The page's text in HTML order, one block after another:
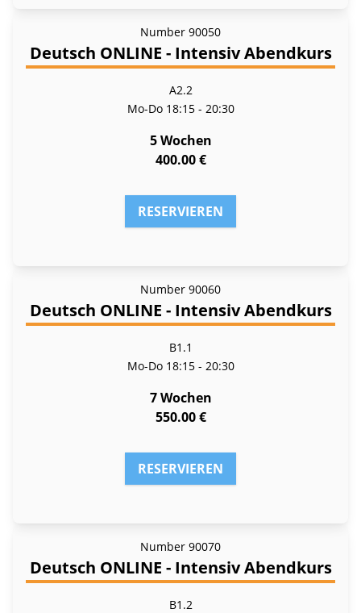
Number 90050
Deutsch ONLINE - Intensiv Abendkurs
A2.2
Mo-Do 18:15 - 20:30
5 Wochen
400.00 €
RESERVIEREN
Number 90060
Deutsch ONLINE - Intensiv Abendkurs
B1.1
Mo-Do 18:15 - 20:30
7 Wochen
550.00 €
RESERVIEREN
Number 90070
Deutsch ONLINE - Intensiv Abendkurs
B1.2